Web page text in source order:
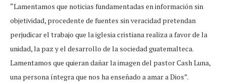
“Lamentamos que noticias fundamentadas en información sin
objetividad, procedente de fuentes sin veracidad pretendan
perjudicar el trabajo que la iglesia cristiana realiza a favor de la
unidad, la paz y el desarrollo de la sociedad guatemalteca.
Lamentamos que quieran dañar la imagen del pastor Cash Luna,
una persona íntegra que nos ha enseñado a amar a Dios”.